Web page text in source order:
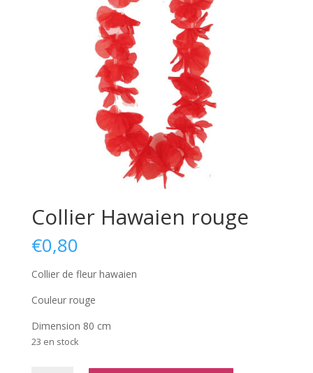
Collier Hawaien rouge
€0,80
Collier de fleur hawaien
Couleur rouge
Dimension 80 cm
23 en stock